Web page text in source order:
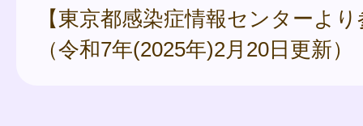
【東京都感染症情報センターよ
（令和7年(2025年)2月20日更新）